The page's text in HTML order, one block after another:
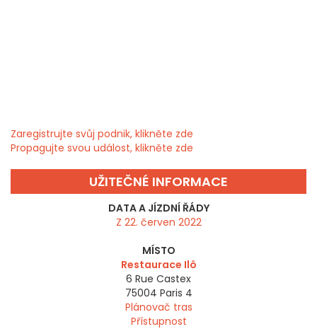
Zaregistrujte svůj podnik, klikněte zde
Propagujte svou událost, klikněte zde
UŽITEČNÉ INFORMACE
DATA A JÍZDNÍ ŘÁDY
Z 22. červen 2022
MÍSTO
Restaurace Ilô
6 Rue Castex
75004 Paris 4
Plánovač tras
Přístupnost